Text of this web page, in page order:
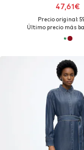
47,61€
Precio original:
Último precio más